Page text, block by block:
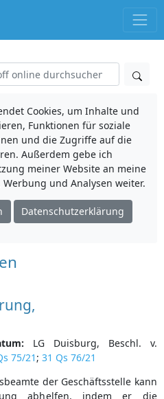
Cookies, um Inhalte und
Funktionen für soziale
und die Zugriffe auf die
Außerdem gebe ich
meiner Website an meine
und Analysen weiter.
Datenschutzerklärung
LG Duisburg, Beschl. v.
75/21 ; 31 Qs 76/21
der Geschäftsstelle kann
abhelfen, indem er die